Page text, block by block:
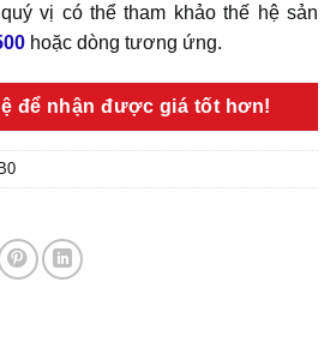
vị có thể tham khảo thế hệ sản
hoặc dòng tương ứng.
để nhận được giá tốt hơn!